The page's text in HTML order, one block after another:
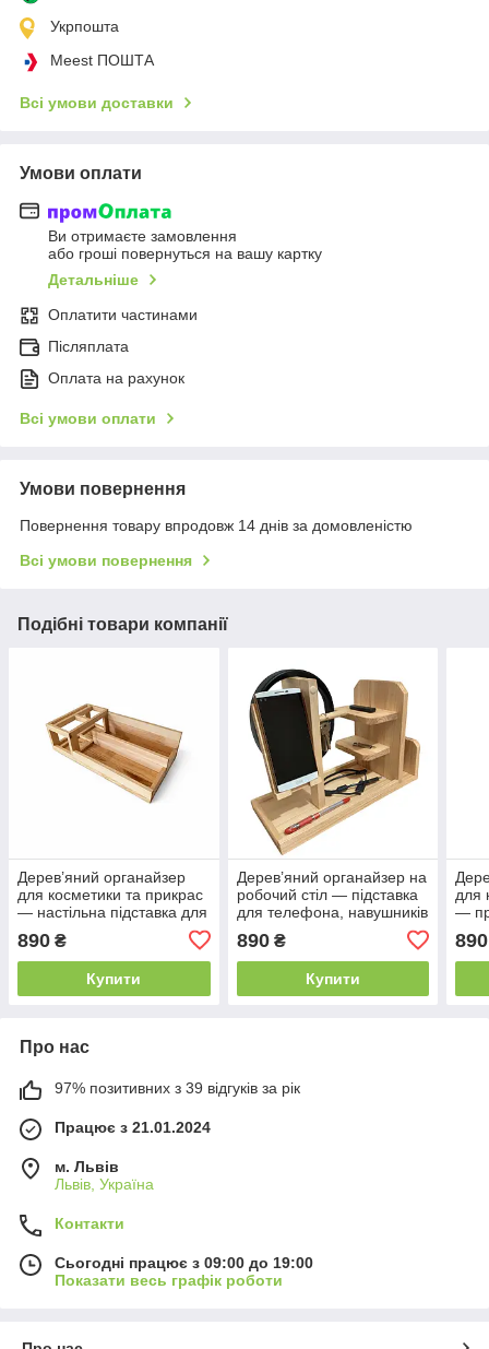
Укрпошта
Meest ПОШТА
Всі умови доставки
Умови оплати
Ви отримаєте замовлення
або гроші повернуться на вашу картку
Детальніше
Оплатити частинами
Післяплата
Оплата на рахунок
Всі умови оплати
Умови повернення
Повернення товару впродовж 14 днів за домовленістю
Всі умови повернення
Подібні товари компанії
Дерев’яний органайзер
для косметики та прикрас
— настільна підставка для
890 ₴
Купити
Дерев’яний органайзер на
робочий стіл — підставка
для телефона, навушників
890₴
Купити
для
—
см)
890
Про нас
97% позитивних з 39 відгуків за рік
Працює з 21.01.2024
м. Львів
Львів, Україна
Контакти
Сьогодні працює з 09:00 до 19:00
Показати весь графік роботи